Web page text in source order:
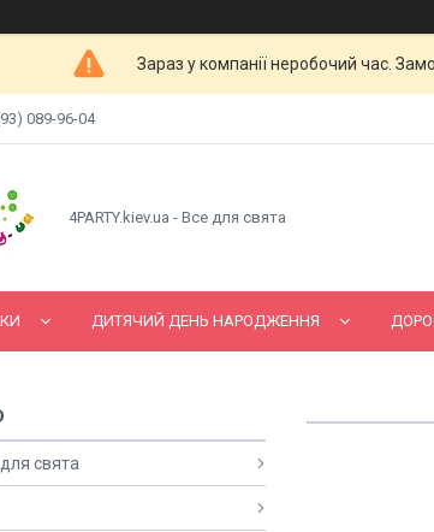
Зараз у компанії неробочий час.
089-96-04
4PARTY.kiev.ua - Все для свята
ДИТЯЧИЙ ДЕНЬ НАРОДЖЕННЯ
свята